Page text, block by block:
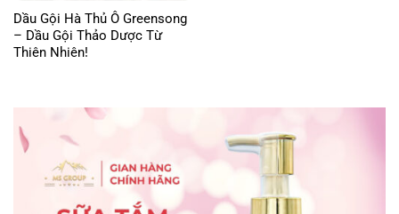
Dầu Gội Hà Thủ Ô Greensong
– Dầu Gội Thảo Dược Từ
Thiên Nhiên!